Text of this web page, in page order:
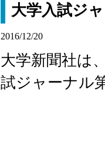
大学入試ジ
2016/12/20
大学新聞社は
試ジャーナル